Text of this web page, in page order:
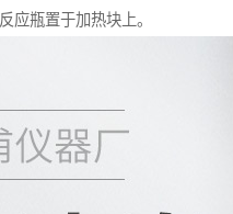
应瓶置于加热块上。